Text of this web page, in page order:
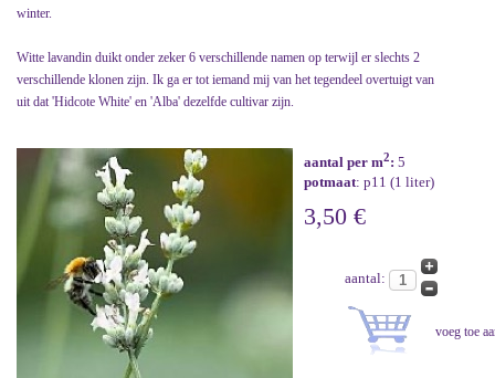
winter.
Witte lavandin duikt onder zeker 6 verschillende namen op terwijl er slechts 2
verschillende klonen zijn. Ik ga er tot iemand mij van het tegendeel overtuigt van
uit dat 'Hidcote White' en 'Alba' dezelfde cultivar zijn.
aantal per m2: 5
potmaat: p11 (1 liter)
3,50 €
aantal: